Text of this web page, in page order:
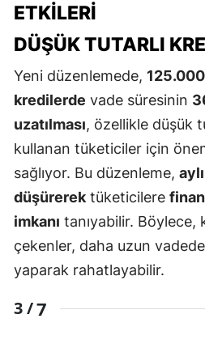
ETKILERI
DÜŞÜK TUTARLI
Yeni düzenlemede,
kredilerde vade süresinin
uzatılması, özellikle düşük
kullanan tüketiciler için
sağlıyor. Bu düzenleme,
düşürerek tüketicilere
imkanı tanıyabilir. Böylece,
çekenler, daha uzun
yaparak rahatlayabilir.
3 /7